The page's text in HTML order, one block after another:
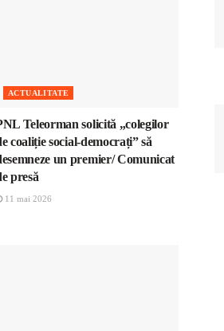
ACTUALITATE
Teleorman solicită „colegilor
coaliție social-democrați” să
un premier/ Comunicat
presă
11 mai 2026